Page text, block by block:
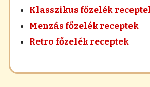
Klasszikus főzelék
Menzás főzelék receptek
Retro főzelék receptek